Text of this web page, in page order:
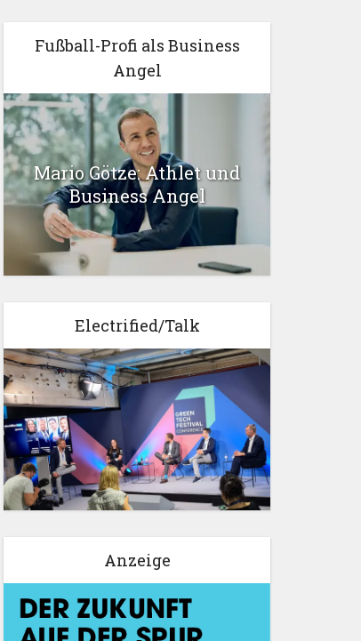
Fußball-Profi als Business
Angel
Mario Götze: Athlet und
Business Angel
Electrified/Talk
Anzeige